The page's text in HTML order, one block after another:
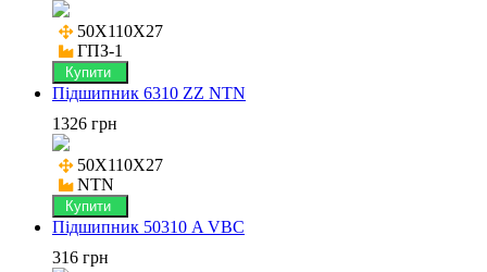
50X110X27
ГПЗ-1
Купити
Підшипник 6310 ZZ NTN
1326 грн
50X110X27
NTN
Купити
Підшипник 50310 A VBC
316 грн